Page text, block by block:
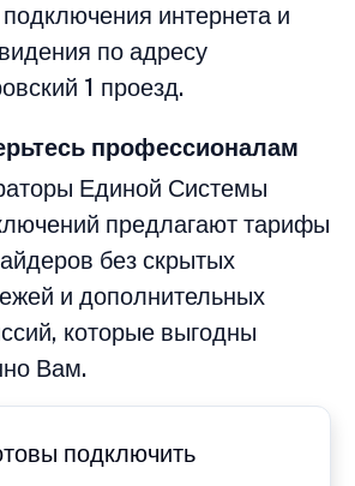
интернета и
по адресу
1 проезд.
профессионалам
Единой Системы
предлагают тарифы
без скрытых
и дополнительных
которые выгодны
Вам.
подключить